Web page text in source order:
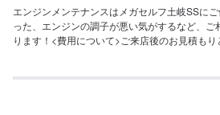
エンジンメンテナンスはメガセルフ土岐SSに
った、エンジンの調子が悪い気がするなど、
ります！<費用について>ご来店後のお見積もり